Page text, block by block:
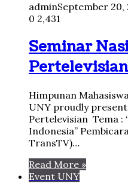
adminSeptember 20,
0 2,431
Seminar
Himpunan
UNY proudly
Pertelevisian Tema :
Indonesia”
TransTV)…
Read More »
Event UNY